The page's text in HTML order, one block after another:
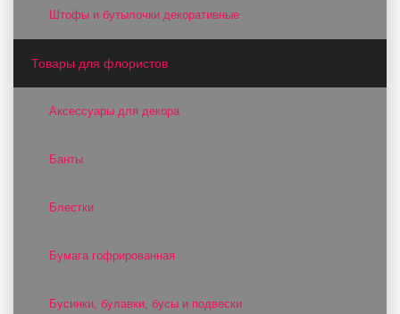
Штофы и бутылочки декоративные
Товары для флористов
Аксессуары для декора
Банты
Блестки
Бумага гофрированная
Бусинки, булавки, бусы и подвески